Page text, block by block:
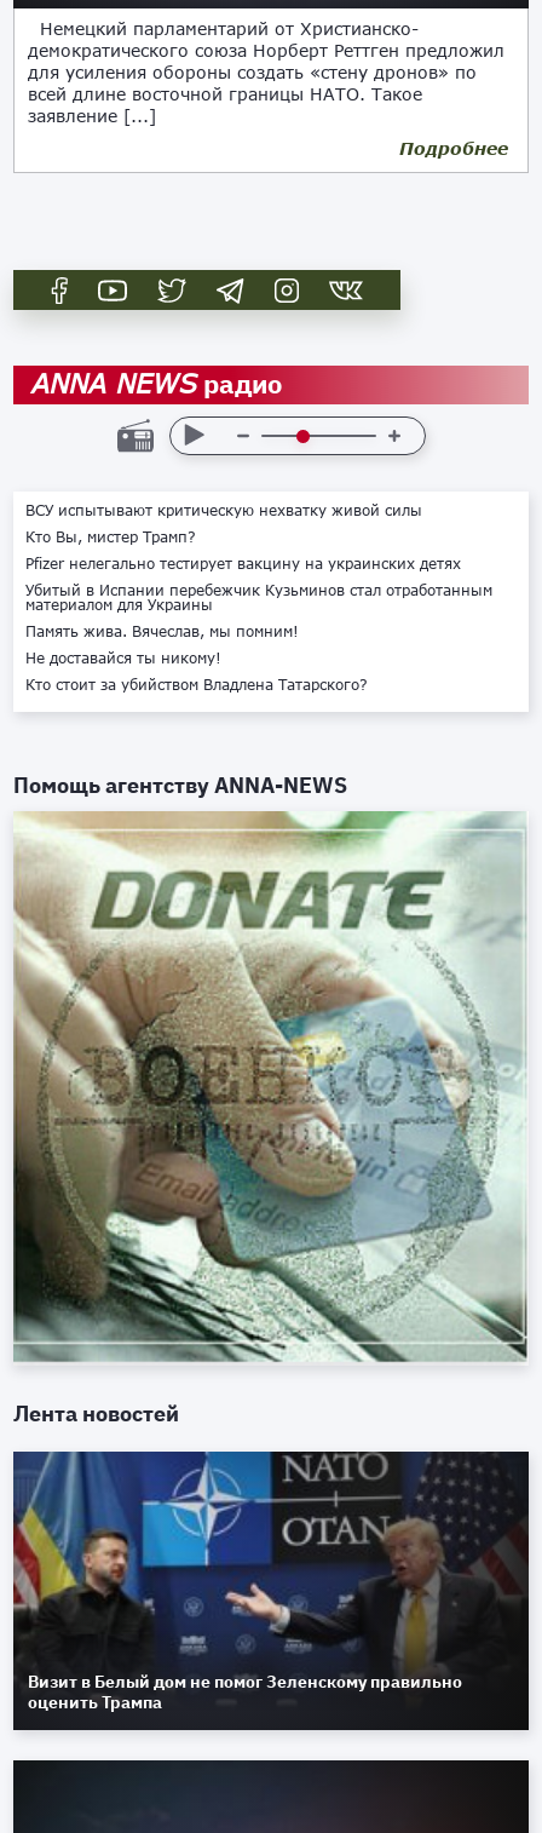
Немецкий парламентарий от Христианско-
демократического союза Норберт Реттген предложил
для усиления обороны создать «стену дронов» по
всей длине восточной границы НАТО. Такое
заявление [...]
Подробнее
ANNA NEWSрадио
ВСУ испытывают критическую нехватку живой силы
Кто Вы, мистер Трамп?
Pfizer нелегально тестирует вакцину на украинских детях
Убитый в Испании перебежчик Кузьминов стал отработанным
материалом для Украины
Память жива. Вячеслав, мы помним!
Не доставайся ты никому!
Кто стоит за убийством Владлена Татарского?
Помощь агентствуANNA-NEWS
Лента новостей
Визит в Белый дом не помог Зеленскому правильно
оценить Трампа